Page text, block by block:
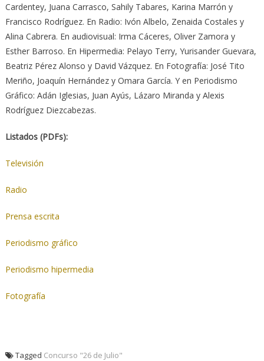
Cardentey, Juana Carrasco, Sahily Tabares, Karina Marrón y
Francisco Rodríguez. En Radio: Ivón Albelo, Zenaida Costales y
Alina Cabrera. En audiovisual: Irma Cáceres, Oliver Zamora y
Esther Barroso. En Hipermedia: Pelayo Terry, Yurisander Guevara,
Beatriz Pérez Alonso y David Vázquez. En Fotografía: José Tito
Meriño, Joaquín Hernández y Omara García. Y en Periodismo
Gráfico: Adán Iglesias, Juan Ayús, Lázaro Miranda y Alexis
Rodríguez Diezcabezas.
Listados (PDFs):
Televisión
Radio
Prensa escrita
Periodismo gráfico
Periodismo hipermedia
Fotografía
Tagged Concurso "26 de Julio"